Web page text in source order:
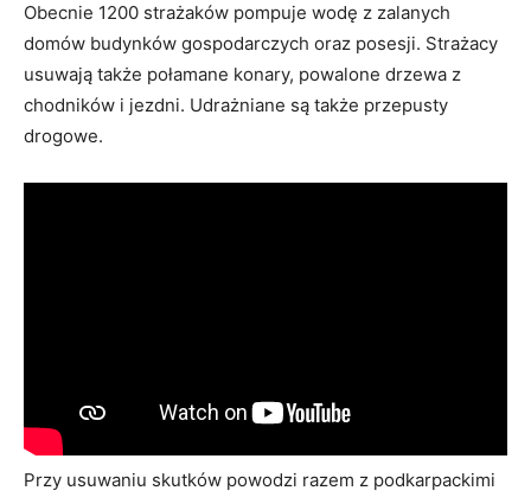
Obecnie 1200 strażaków pompuje wodę z zalanych
domów budynków gospodarczych oraz posesji. Strażacy
usuwają także połamane konary, powalone drzewa z
chodników i jezdni. Udrażniane są także przepusty
drogowe.
Przy usuwaniu skutków powodzi razem z podkarpackimi